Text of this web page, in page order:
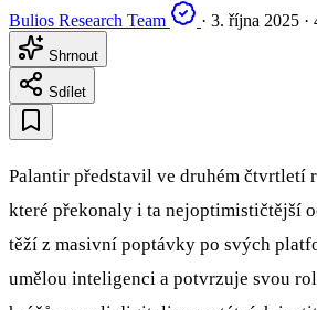
Bulios Research Team
· 3. října 2025 ·
Shrnout
Sdílet
Palantir představil ve druhém čtvrtletí
které překonaly i ta nejoptimističtější
těží z masivní poptávky po svých
umělou inteligenci a potvrzuje svou